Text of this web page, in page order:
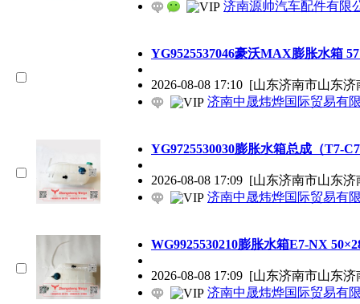
济南源帅汽车配件有限
YG9525537046豪沃MAX膨胀水箱
2026-08-08 17:10 [山东济南市山东
济南中晟炜烨国际贸易有
YG9725530030膨胀水箱总成（T7-
2026-08-08 17:09 [山东济南市山东
济南中晟炜烨国际贸易有
WG9925530210膨胀水箱E7-NX
2026-08-08 17:09 [山东济南市山东
济南中晟炜烨国际贸易有